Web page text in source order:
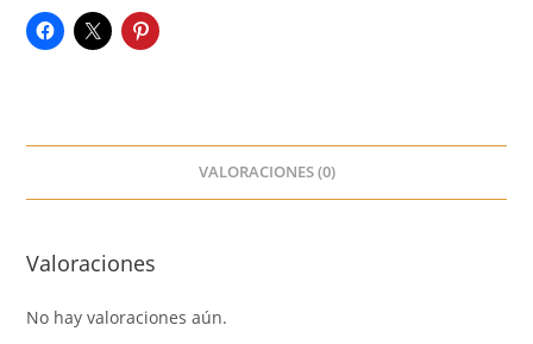
VALORACIONES (0)
Valoraciones
No hay valoraciones aún.